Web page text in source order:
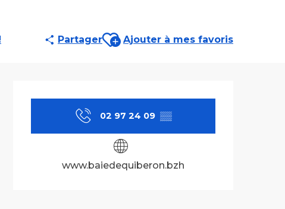
PartagerAjouter aux favoris
Ajouter à mes favoris
Ouverture et
02 97 24 09 ▒▒
www.baiedequiberon.bzh